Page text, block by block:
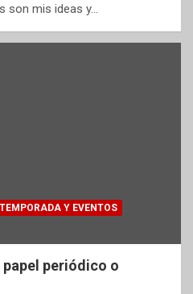
son mis ideas y…
Y EVENTOS
periódico o